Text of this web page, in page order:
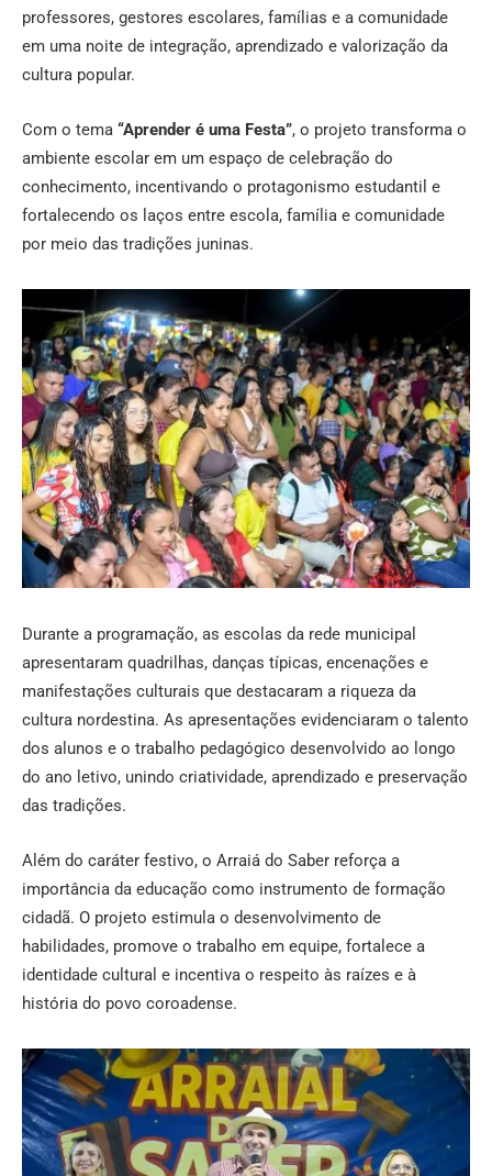
professores, gestores escolares, famílias e a comunidade
em uma noite de integração, aprendizado e valorização da
cultura popular.
Com o tema “Aprender é uma Festa”, o projeto transforma o
ambiente escolar em um espaço de celebração do
conhecimento, incentivando o protagonismo estudantil e
fortalecendo os laços entre escola, família e comunidade
por meio das tradições juninas.
Durante a programação, as escolas da rede municipal
apresentaram quadrilhas, danças típicas, encenações e
manifestações culturais que destacaram a riqueza da
cultura nordestina. As apresentações evidenciaram o talento
dos alunos e o trabalho pedagógico desenvolvido ao longo
do ano letivo, unindo criatividade, aprendizado e preservação
das tradições.
Além do caráter festivo, o Arraiá do Saber reforça a
importância da educação como instrumento de formação
cidadã. O projeto estimula o desenvolvimento de
habilidades, promove o trabalho em equipe, fortalece a
identidade cultural e incentiva o respeito às raízes e à
história do povo coroadense.